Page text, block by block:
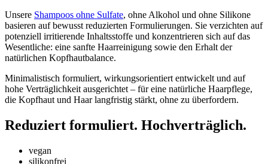
Unsere Shampoos ohne Sulfate, ohne Alkohol und ohne Silikone
basieren auf bewusst reduzierten Formulierungen. Sie verzichten auf
potenziell irritierende Inhaltsstoffe und konzentrieren sich auf das
Wesentliche: eine sanfte Haarreinigung sowie den Erhalt der
natürlichen Kopfhautbalance.
Minimalistisch formuliert, wirkungsorientiert entwickelt und auf
hohe Verträglichkeit ausgerichtet – für eine natürliche Haarpflege,
die Kopfhaut und Haar langfristig stärkt, ohne zu überfordern.
Reduziert formuliert. Hochverträglich.
vegan
silikonfrei